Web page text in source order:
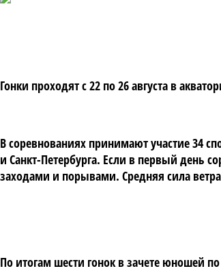
Гонки проходят с 22 по 26 августа в
В соревнованиях принимают участие 34
и Санкт-Петербурга. Если в первый день
заходами и порывами. Средняя сила
По итогам шести гонок в зачете юношей